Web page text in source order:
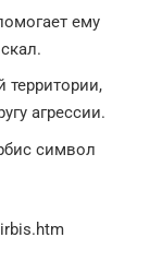
ему
агрессии.
символ